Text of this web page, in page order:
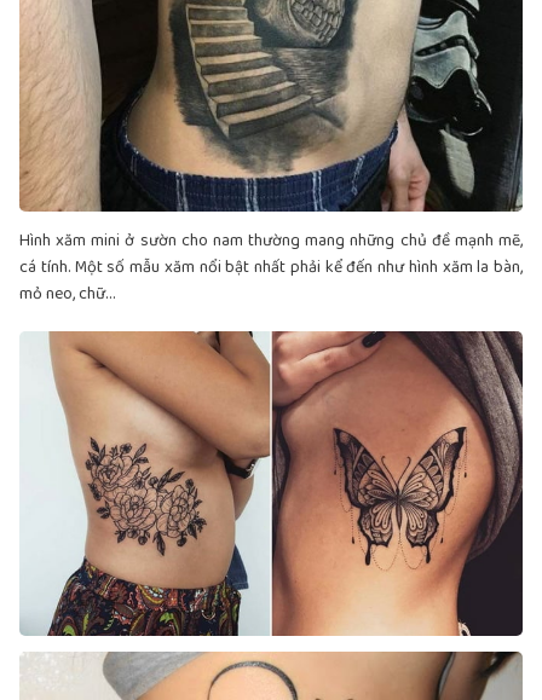
Hình xăm mini ở sườn cho nam thường mang những chủ đề mạnh mẽ,
cá tính. Một số mẫu xăm nổi bật nhất phải kể đến như hình xăm la bàn,
mỏ neo, chữ…